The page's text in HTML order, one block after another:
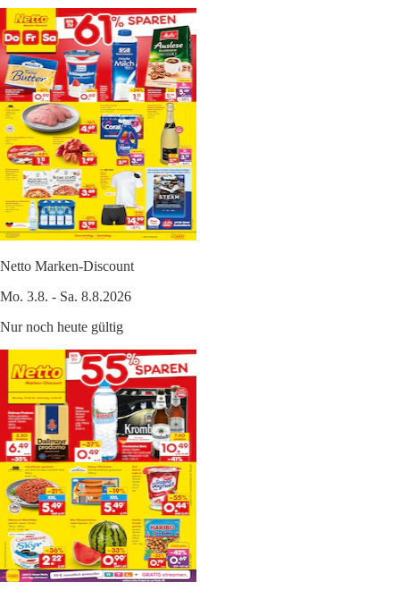
Netto Marken-Discount
Mo. 3.8. - Sa. 8.8.2026
Nur noch heute gültig